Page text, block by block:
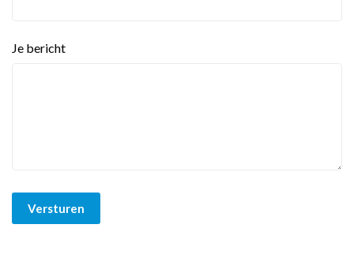
Je bericht
Versturen